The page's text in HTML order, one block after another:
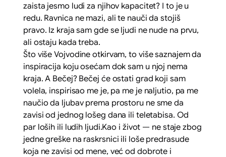
zaista jesmo ludi za njihov kapacitet? I to je u
redu. Ravnica ne mazi, ali te nauči da stojiš
pravo. Iz kraja sam gde se ljudi ne nude na prvu,
ali ostaju kada treba.
Što više Vojvodine otkirvam, to više saznajem da
inspiracija koju osećam dok sam u njoj nema
kraja. A Bečej? Bečej će ostati grad koji sam
volela, inspirisao me je, pa me je naljutio, pa me
naučio da ljubav prema prostoru ne sme da
zavisi od jednog lošeg dana ili teletabisa. Od
par loših ili ludih ljudi.Kao i život — ne staje zbog
jedne greške na raskrsnici ili loše predrasude
koja ne zavisi od mene, već od dobrote i